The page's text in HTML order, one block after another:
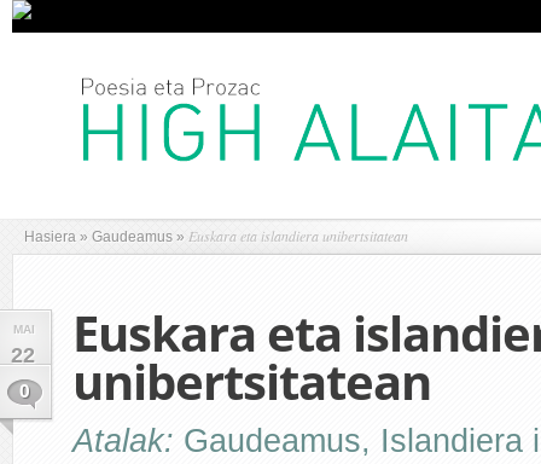
Hasiera » Gaudeamus » Euskara eta islandiera unibertsitatean
MAI
22
0
Euskara eta
unibertsitatean
Atalak: Gaudeamus, Islandiera